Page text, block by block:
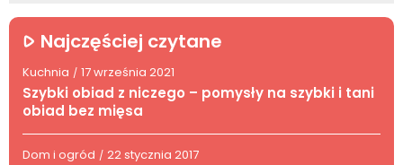
Najczęściej czytane
Kuchnia / 17 września 2021
Szybki obiad z niczego – pomysły na szybki i tani
obiad bez mięsa
Dom i ogród / 22 stycznia 2017